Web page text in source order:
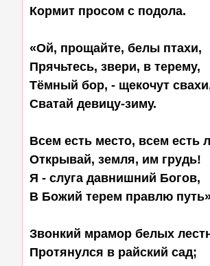
Кормит просом с подола.
«Ой, прощайте, белы птахи,
Прячьтесь, звери, в терему,
Тёмный бор, - щекочут
Сватай девицу-зиму.
Всем есть место, всем есть
Открывай, земля, им грудь!
Я - слуга давнишний Богов,
В Божий терем правлю
Звонкий мрамор белых
Протянулся в райский сад;